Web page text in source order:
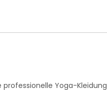
Yoga-Kleidung